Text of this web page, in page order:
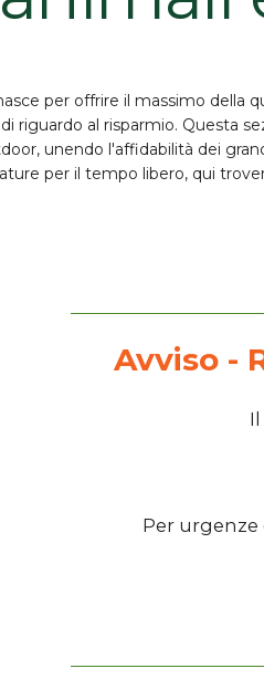
per offrire il massimo della
riguardo al risparmio. Questa
unendo l'affidabilità dei
per il tempo libero, qui
Avviso -
Il
Per urgenze